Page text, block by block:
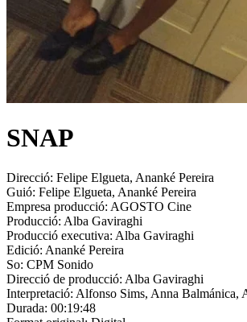
SNAP
Direcció: Felipe Elgueta, Ananké Pereira
Guió: Felipe Elgueta, Ananké Pereira
Empresa producció: AGOSTO Cine
Producció: Alba Gaviraghi
Producció executiva: Alba Gaviraghi
Edició: Ananké Pereira
So: CPM Sonido
Direcció de producció: Alba Gaviraghi
Interpretació: Alfonso Sims, Anna Balmánica,
Durada: 00:19:48